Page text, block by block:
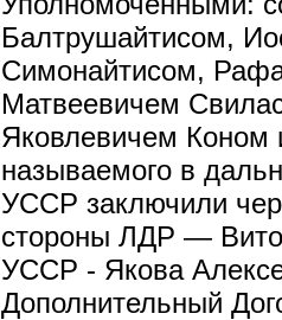
Балтрушайтисом,
Симонайтисом,
Матвеевичем
Яковлевичем
называемого в
УССР заключили
стороны ЛДР —
УССР - Якова
Дополнительный